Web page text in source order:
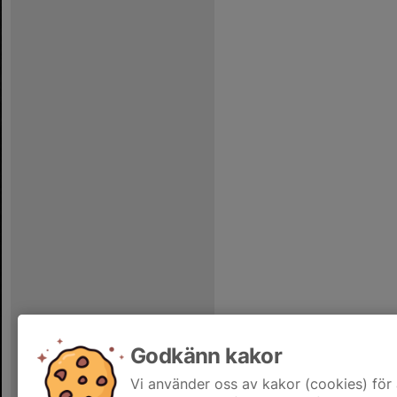
Godkänn kakor
Vi använder oss av kakor (cookies)